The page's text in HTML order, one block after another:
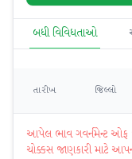
બધી વિવિધતાઓ
તારીખ જિલ્લો
આપેલ ભાવ ગવર્નમેન્ટ ઓફ
ચોક્કસ જાણકારી માટે આપના